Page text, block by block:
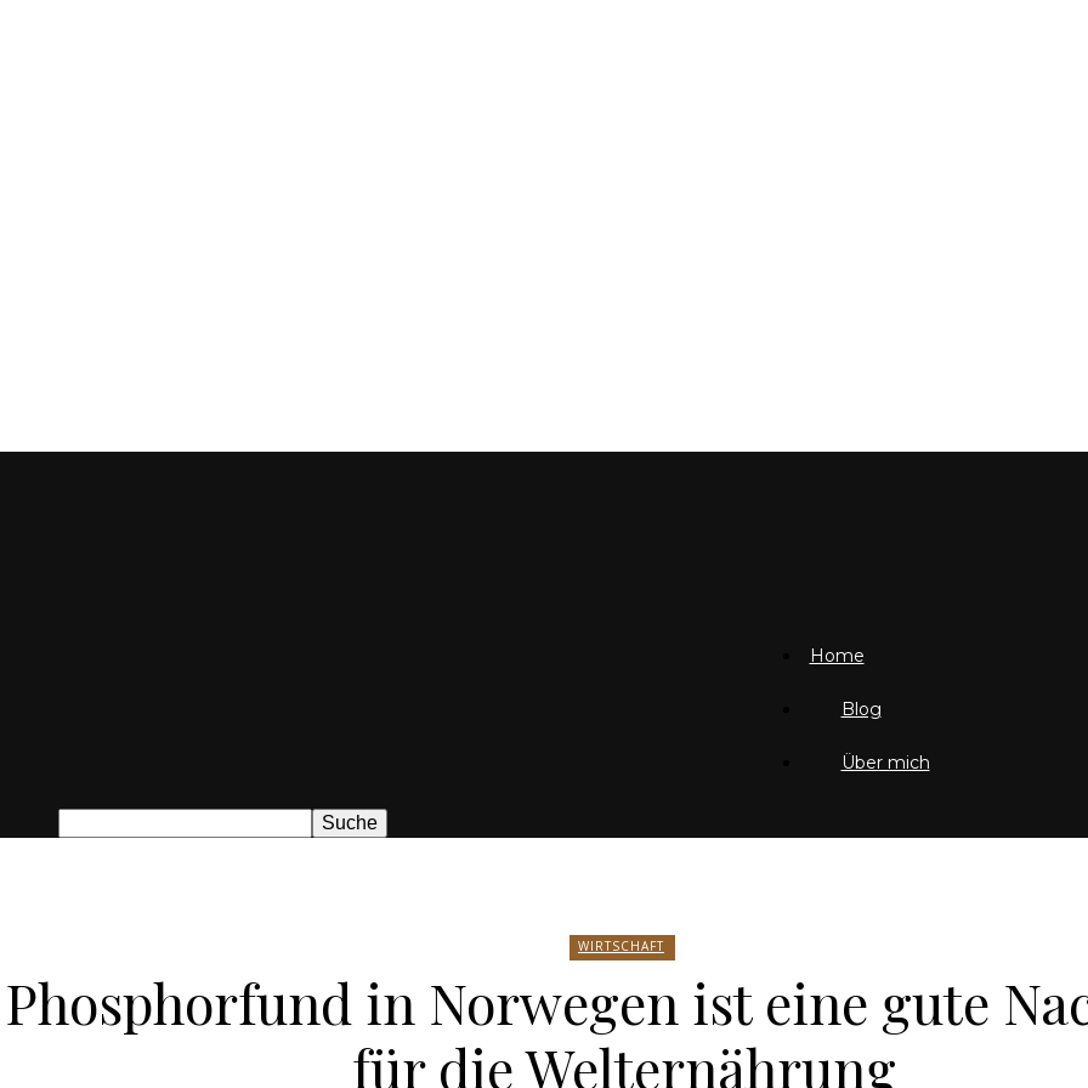
von
Home
Blog
Über mich
WIRTSCHAFT
Phosphorfund in Norwegen ist eine gute
für die Welternährung